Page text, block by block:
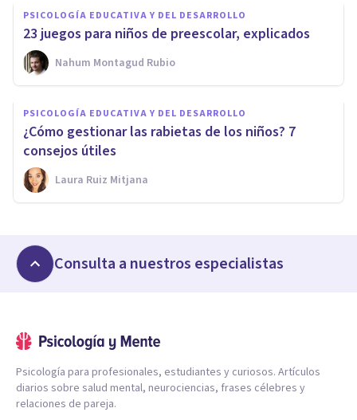
PSICOLOGÍA EDUCATIVA Y DEL DESARROLLO
23 juegos para niños de preescolar, explicados
Nahum Montagud Rubio
PSICOLOGÍA EDUCATIVA Y DEL DESARROLLO
¿Cómo gestionar las rabietas de los niños? 7
consejos útiles
Laura Ruiz Mitjana
Consulta a nuestros especialistas
Psicología para profesionales, estudiantes y curiosos. Artículos
diarios sobre salud mental, neurociencias, frases célebres y
relaciones de pareja.